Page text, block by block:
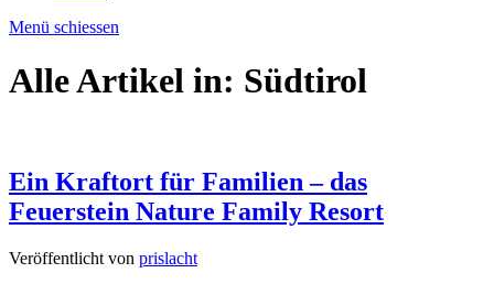
Menü schiessen
Alle Artikel in: Südtirol
Ein Kraftort für Familien – das
Feuerstein Nature Family Resort
Veröffentlicht von prislacht